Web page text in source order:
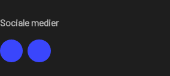
Sociale medier